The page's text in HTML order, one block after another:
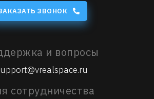
ЗВОНОК
и вопросы
сотрудничества